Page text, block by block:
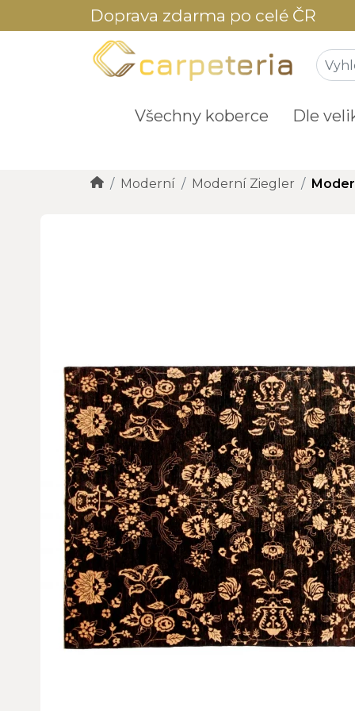
Doprava zdarma po celé ČR
Všechny koberce Dle
Moderní Moderní Ziegler